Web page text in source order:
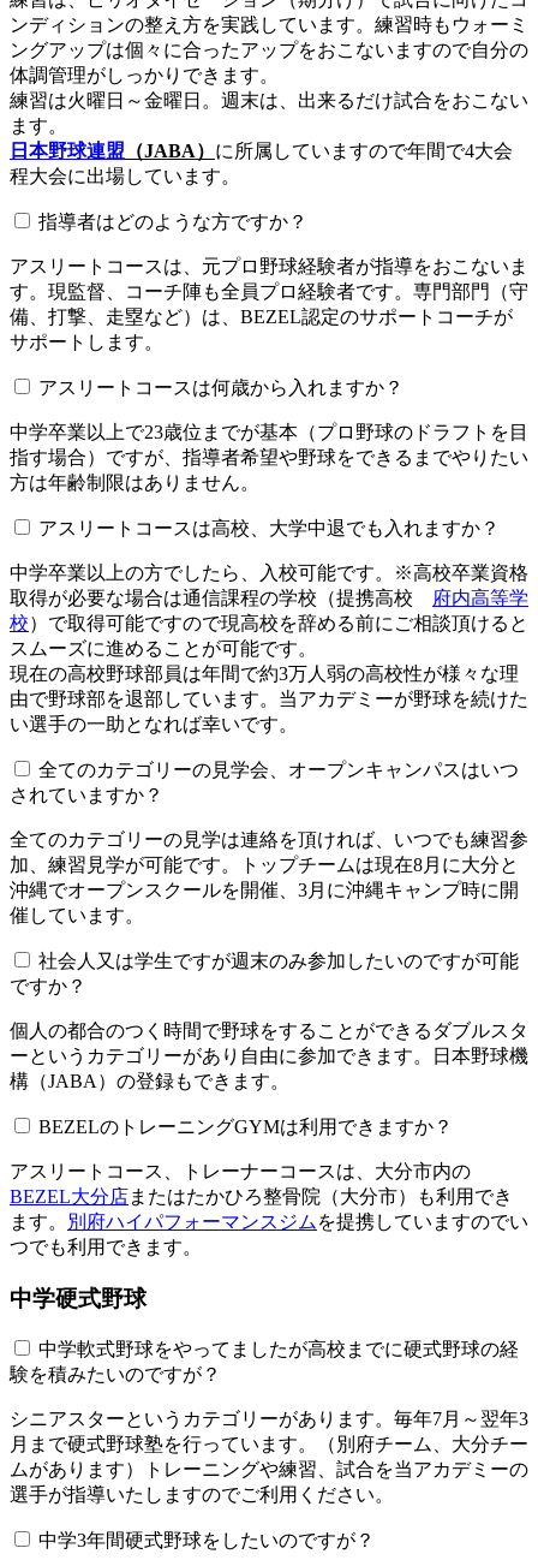
ンディションの整え方を実践しています。練習時もウォーミ
ングアップは個々に合ったアップをおこないますので自分の
体調管理がしっかりできます。
練習は火曜日～金曜日。週末は、出来るだけ試合をおこない
ます。
日本野球連盟 （JABA） に所属していますので年間で4大会
程大会に出場しています。
指導者はどのような方ですか？
アスリートコースは、元プロ野球経験者が指導をおこないま
す。現監督、コーチ陣も全員プロ経験者です。専門部門（守
備、打撃、走塁など）は、BEZEL認定のサポートコーチが
サポートします。
アスリートコースは何歳から入れますか？
中学卒業以上で23歳位までが基本（プロ野球のドラフトを目
指す場合）ですが、指導者希望や野球をできるまでやりたい
方は年齢制限はありません。
アスリートコースは高校、大学中退でも入れますか？
中学卒業以上の方でしたら、入校可能です。※高校卒業資格
取得が必要な場合は通信課程の学校（提携高校
府内高等学
校）で取得可能ですので現高校を辞める前にご相談頂けると
スムーズに進めることが可能です。
現在の高校野球部員は年間で約3万人弱の高校性が様々な理
由で野球部を退部しています。当アカデミーが野球を続けた
い選手の一助となれば幸いです。
全てのカテゴリーの見学会、オープンキャンパスはいつ
されていますか？​​​​​
全てのカテゴリーの見学は連絡を頂ければ、いつでも練習参
加、練習見学が可能です。トップチームは現在8月に大分と
沖縄でオープンスクールを開催、3月に沖縄キャンプ時に開
催しています。
社会人又は学生ですが週末のみ参加したいのですが可能
ですか？
個人の都合のつく時間で野球をすることができるダブルスタ
ーというカテゴリーがあり自由に参加できます。日本野球機
構（JABA）の登録もできます。
BEZELのトレーニングGYMは利用できますか？​​​​​
アスリートコース、トレーナーコースは、大分市内の
BEZEL大分店またはたかひろ整骨院（大分市）も利用でき
ます。
別府ハイパフォーマンスジム を提携していますのでい
つでも利用できます。
中学硬式野球
中学軟式野球をやってましたが高校までに硬式野球の経
験を積みたいのですが？
シニアスターというカテゴリーがあります。毎年7月～翌年3
月まで硬式野球塾を行っています。（別府チーム、大分チー
ムがあります）トレーニングや練習、試合を当アカデミーの
選手が指導いたしますのでご利用ください。
中学3年間硬式野球をしたいのですが？